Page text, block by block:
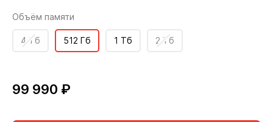
Объём памяти
512 Гб 1 Тб 2 Тб
4 Тб
99 990 ₽